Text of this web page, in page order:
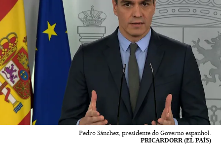
Pedro Sánchez, presidente do Governo espanhol.
PRICARDORR (EL PAÍS)